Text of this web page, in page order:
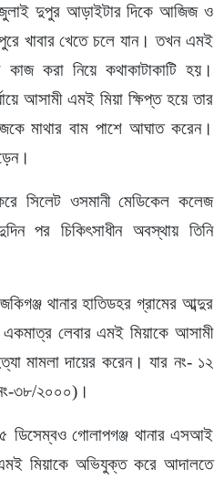
দুপুর আড়াইটার দিকে আজিজ ও
খাবার খেতে চলে যান। তখন এমই
করা নিয়ে কথাকাটাকাটি হয়।
আসামী এমই মিয়া ক্ষিপ্ত হয়ে তার
মাথার বাম পাশে আঘাত করেন।
সিলেট ওসমানী মেডিকেল কলেজ
পর চিকিৎসাধীন অবস্থায় তিনি
থানার হাতিডহর গ্রামের আব্দুর
একমাত্র লেবার এমই মিয়াকে আসামী
মামলা দায়ের করেন। যার নং- ১২
৩৮/২০০০)।
ডিসেম্বও গোলাপগঞ্জ থানার এসআই
মিয়াকে অভিযুক্ত করে আদালতে